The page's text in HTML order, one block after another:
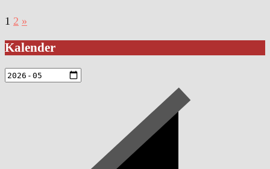
Seitennummerierung
der
Beiträge
1 2 »
Kalender